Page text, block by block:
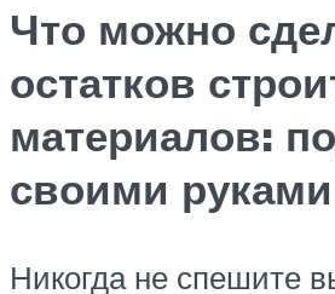
Что можно
остатков
материалов:
своими руками
Никогда не спешите